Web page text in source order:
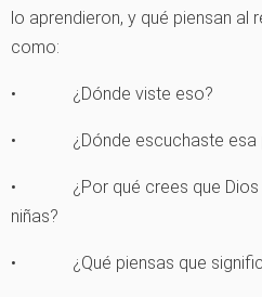
lo aprendieron, y qué piensan al
como:
• ¿Dónde viste eso?
• ¿Dónde escuchaste esa
•
¿Por qué crees que
niñas?
• ¿Qué piensas que